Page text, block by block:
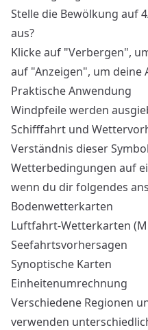
Stelle die Bewölkung auf
aus?
Klicke auf "Verbergen",
auf "Anzeigen", um
Praktische Anwendung
Windpfeile werden
Schifffahrt und
Verständnis dieser
Wetterbedingungen auf
wenn du dir folgendes
Bodenwetterkarten
Luftfahrt-Wetterkarten
Seefahrtsvorhersagen
Synoptische Karten
Einheitenumrechnung
Verschiedene Regionen
verwenden